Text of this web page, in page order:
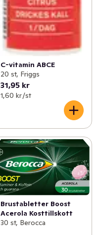
C-vitamin ABCE
20 st, Friggs
31,95 kr
1,60 kr /st
Brustabletter Boost
Acerola Kosttillskott
30 st, Berocca